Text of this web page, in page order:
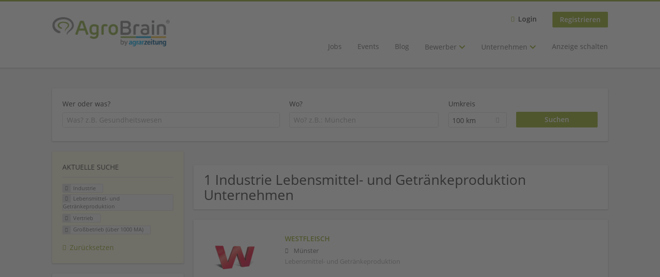
Login Registrieren
Jobs Events Blog Bewerber Unternehmen Anzeige schalten
Wer oder was? Wo?
Umkreis
100 km
1 Industrie Lebensmittel- und Getränkeproduktion
Unternehmen
WESTFLEISCH
Münster
Lebensmittel- und Getränkeproduktion
AKTUELLE SUCHE
Industrie
Lebensmittel- und
Getränkeproduktion
Vertrieb
Großbetrieb (über 1000 MA)
Zurücksetzen